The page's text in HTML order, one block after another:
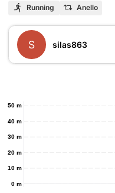
Running Anello
S silas863
0 m
10 m
20 m
30 m
40 m
50 m